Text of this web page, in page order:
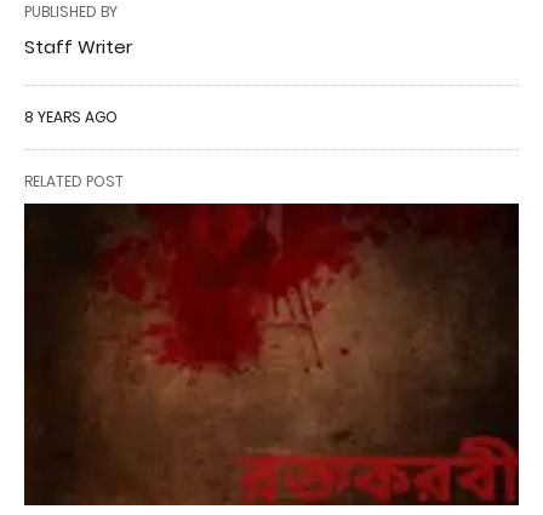
PUBLISHED BY
Staff Writer
8 YEARS AGO
RELATED POST